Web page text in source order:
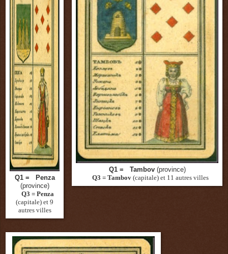
Q1 = Tambov (province)
Q3 = Tambov (capitale) et 11 autres villes
Q1 = Penza
(province)
Q3 = Penza
(capitale)et 9
autres villes